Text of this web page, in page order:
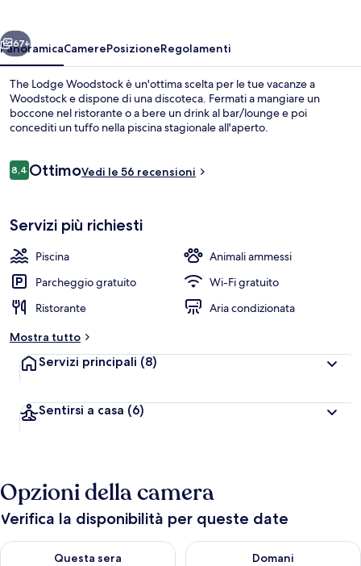
Avanti
67+
PanoramicaCamerePosizioneRegolamenti
The Lodge Woodstock è un'ottima scelta per le tue vacanze a
Woodstock e dispone di una discoteca. Fermati a mangiare un
boccone nel ristorante o a bere un drink al bar/lounge e poi
concediti un tuffo nella piscina stagionale all'aperto.
Recensioni
8,48,4 su 10
OttimoVedi le 56 recensioni
Servizi più richiesti
Piscina
Animali ammessi
Parcheggio gratuito
Wi-Fi gratuito
Ristorante
Aria condizionata
Mostra tutto
Servizi principali (8)
Sentirsi a casa (6)
Opzioni della camera
Verifica la disponibilità per queste date
Questa sera
Verifica la disponibilità per questa sera, ago 8 - ago 9
Domani
Verifica la disponibilità per